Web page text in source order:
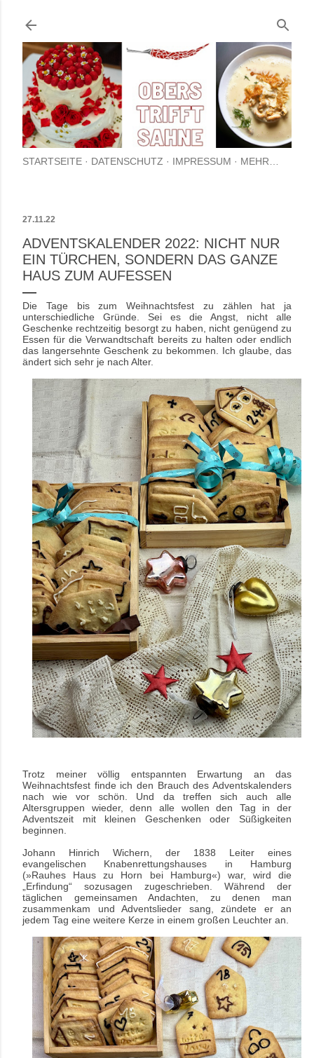
STARTSEITE DATENSCHUTZ IMPRESSUM MEHR…
27.11.22
ADVENTSKALENDER 2022: NICHT NUR
EIN TÜRCHEN, SONDERN DAS GANZE
HAUS ZUM AUFESSEN
Die Tage bis zum Weihnachtsfest zu zählen hat ja
unterschiedliche Gründe. Sei es die Angst, nicht alle
Geschenke rechtzeitig besorgt zu haben, nicht genügend zu
Essen für die Verwandtschaft bereits zu halten oder endlich
das langersehnte Geschenk zu bekommen. Ich glaube, das
ändert sich sehr je nach Alter.
Trotz meiner völlig entspannten Erwartung an das
Weihnachtsfest finde ich den Brauch des Adventskalenders
nach wie vor schön. Und da treffen sich auch alle
Altersgruppen wieder, denn alle wollen den Tag in der
Adventszeit mit kleinen Geschenken oder Süßigkeiten
beginnen.
Johann Hinrich Wichern, der 1838 Leiter eines
evangelischen Knabenrettungshauses in Hamburg
(»Rauhes Haus zu Horn bei Hamburg«) war, wird die
„Erfindung“ sozusagen zugeschrieben. Während der
täglichen gemeinsamen Andachten, zu denen man
zusammenkam und Adventslieder sang, zündete er an
jedem Tag eine weitere Kerze in einem großen Leuchter an.